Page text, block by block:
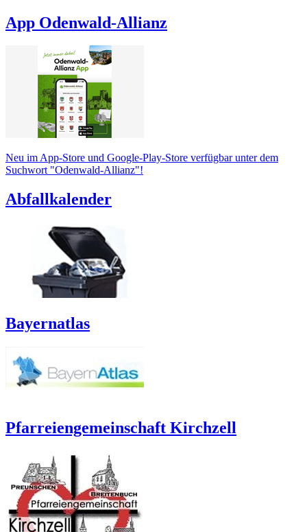
App Odenwald-Allianz
Neu im App-Store und Google-Play-Store verfügbar unter dem
Suchwort "Odenwald-Allianz"!
Abfallkalender
Bayernatlas
Pfarreiengemeinschaft Kirchzell